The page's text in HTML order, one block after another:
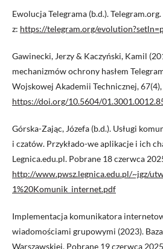
Ewolucja Telegrama (b.d.).
z: https://telegram.org/
Gawinecki, Jerzy & Kaczyński, Kamil
mechanizmów ochrony hasłem
Wojskowej Akademii Technicznej,
https://doi.org/10.5604/
Górska-Zając, Józefa (b.d.). Usługi
i czatów. Przykłado-we aplikacje i ich
Legnica.edu.pl. Pobrane 18 czerwca
http://www.pwsz.legnica.edu.pl/~jgz/
1%20Komunik_internet.pdf
Implementacja komunikatora
wiadomościami grupowymi (2023).
Warszawskiej. Pobrane 19 czerwca